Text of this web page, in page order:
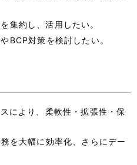
集約し、活用したい。
BCP対策を検討したい。
により、柔軟性・拡張性・保
を大幅に効率化、さらにデー